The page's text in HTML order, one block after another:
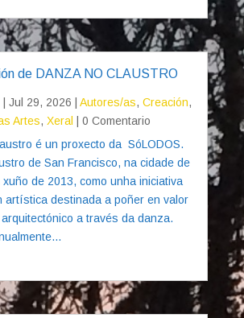
de DANZA NO CLAUSTRO
Jul 29, 2026 Autores/as, Creación,
Artes, Xeral
| 0 Comentario
é un proxecto da SóLODOS.
de San Francisco, na cidade de
de 2013, como unha iniciativa
artística destinada a poñer en valor
a través da danza.